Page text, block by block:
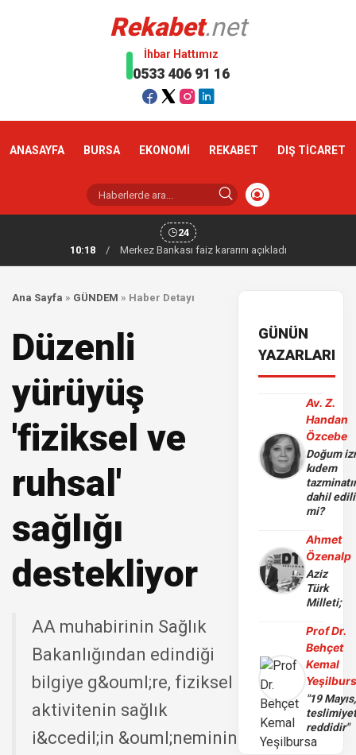
Rekabet.net
İhbar Hattımız
0533 406 91 16
ANASAYFA BURSA EKONOMİ REKABET DIŞ TİCARET
24
10:18
/ Merkez Bankası faiz kararını açıkladı
Ana Sayfa » GÜNDEM » Haber Detayı
Düzenli
yürüyüş
'fiziksel ve
ruhsal'
sağlığı
destekliyor
AA muhabirinin Sağlık
Bakanlığından edindiği
bilgiye g&ouml;re, fiziksel
aktivitenin sağlık
i&ccedil;in &ouml;neminin
GÜNÜN
YAZARLARI
Av. Z.
Handan
Özcebe
Doğum
kıdem
dahil
mi?
Ahmet
Özenalp
Aziz
Türk
Milleti;
Prof Dr.
Behçet
Kemal
"19 Mayıs,
reddidir"